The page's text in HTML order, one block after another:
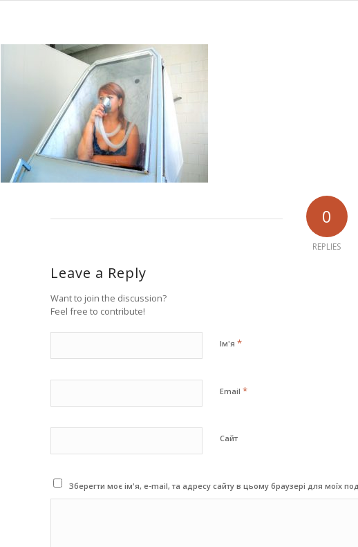
0
REPLIES
Leave a Reply
Want to join the discussion?
Feel free to contribute!
Ім'я *
Email *
Сайт
Зберегти моє ім'я, e-mail, та адресу сайту в цьому браузері для моїх